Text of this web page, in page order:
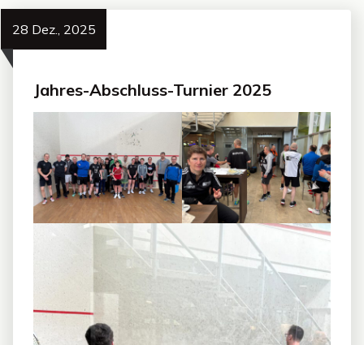
28 Dez., 2025
Jahres-Abschluss-Turnier 2025